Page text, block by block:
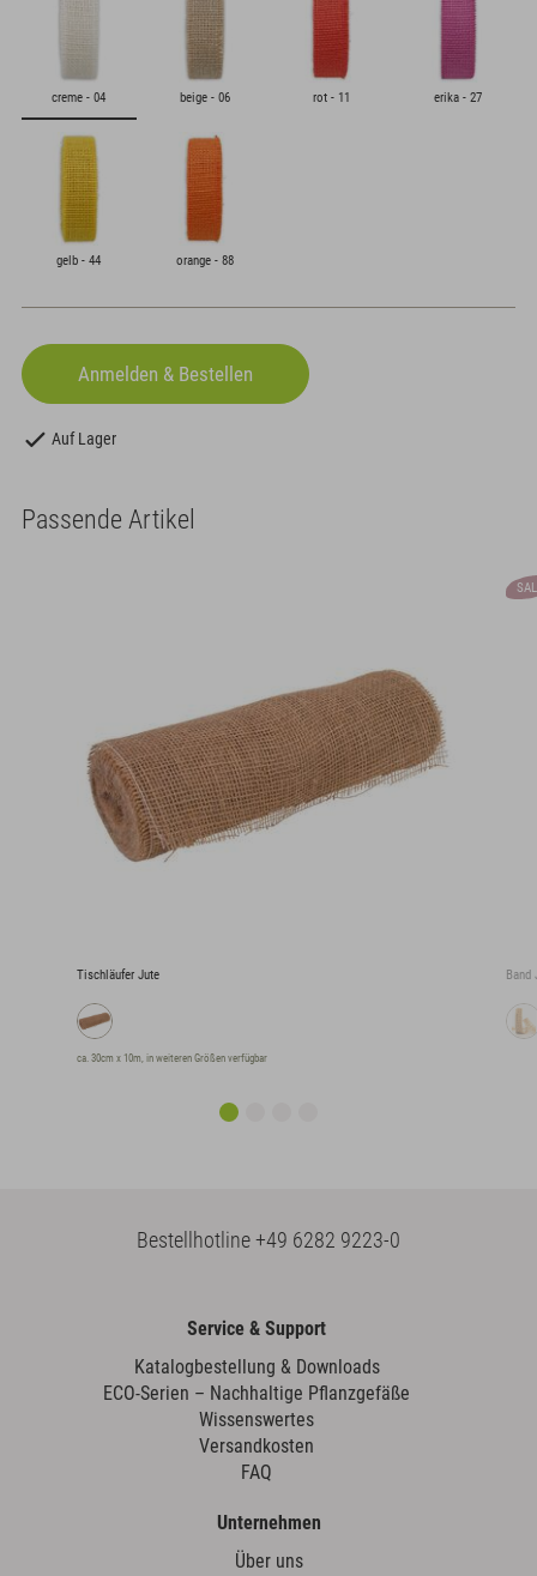
creme - 04 beige - 06 rot - 11 erika - 27
gelb - 44 orange - 88
Auf Lager
Passende Artikel
Tischläufer Jute
ca. 30cm x 10m, in weiteren Größen verfügbar
Band
Bestellhotline+49 6282 9223-0
Service & Support
Katalogbestellung & Downloads
ECO-Serien – Nachhaltige Pflanzgefäße
Wissenswertes
Versandkosten
FAQ
Unternehmen
Über uns